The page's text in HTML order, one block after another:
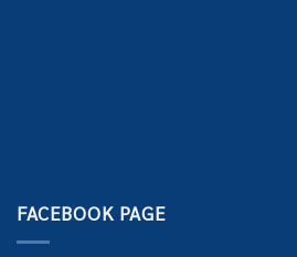
FACEBOOK PAGE